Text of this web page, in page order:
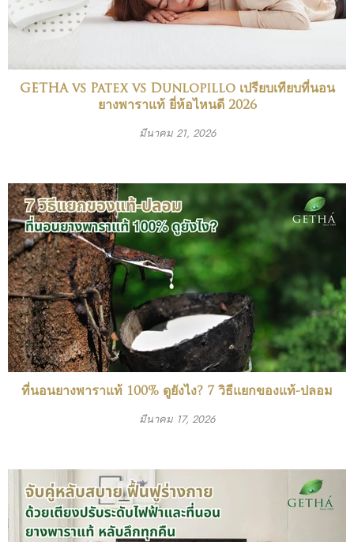
GETHA vs Patex vs Dunlopillo เปรียบเทียบที่นอน
ยางพาราแท้ ยี่ห้อไหนดี 2026
มีนาคม 21, 2026
ที่นอนยางพาราแท้ 100% ดูยังไง? 7 วิธีแยกของแท้-ปลอม
มีนาคม 17, 2026